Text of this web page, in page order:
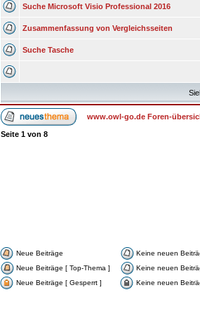
Suche Microsoft Visio Professional 2016
Zusammenfassung von Vergleichsseiten
Suche Tasche
www.owl-go.de Foren-
Seite 1 von 8
Neue Beiträge
Keine neuen
Neue Beiträge [ Top-Thema ]
Keine neuen
Neue Beiträge [ Gesperrt ]
Keine neuen